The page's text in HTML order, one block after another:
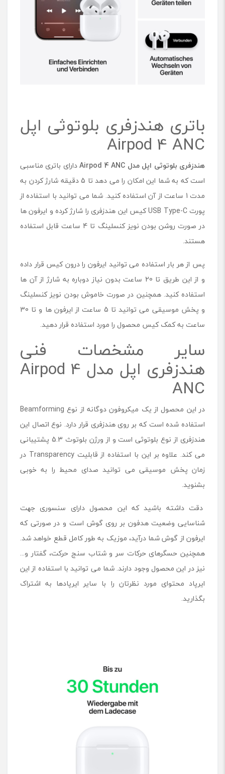
باتری هندزفری بلوتوثی اپل
Airpod 4 ANC
هندزفری بلوتوثی اپل مدل Airpod 4 ANCدارای باتری مناسبی
است که به شما این امکان را می دهد تا 5 دقیقه شارژ کردن به
مدت 1 ساعت از آن استفاده کنید.
شما می توانید با استفاده از
پورت USB Type-C کیس این هندزفری را شارژ کرده و ایرفون ها
در صورت روشن بودن نویز کنسلینگ تا 4 ساعت قابل استفاده
هستند.
پس از هر بار استفاده می توانید ایرفون را درون کیس قرار داده
و از این طریق تا 20 ساعت بدون نیاز دوباره به شارژ از آن ها
استفاده کنید. همچنین در صورت خاموش بودن نویز کنسلینگ
و پخش موسیقی می توانید تا 5 ساعت از ایرفون ها و تا 30
ساعت به کمک کیس محصول را مورد استفاده قرار دهید.
سایر مشخصات فنی
هندزفری اپل مدل Airpod 4
ANC
در این محصول از یک میکروفون‌ دوگانه از نوع Beamforming
استفاده شده است که بر روی هندزفری قرار دارد. نوع اتصال این
هندزفری از نوع بلوتوثی است و از ورژن بلوتوث 5.3 پشتیبانی
می کند. علاوه بر این با استفاده از قابلیت Transparency در
زمان پخش موسیقی می توانید صدای محیط را به خوبی
بشنوید.
دقت داشته باشید که این محصول دارای سنسوری جهت
شناسایی وضعیت هدفون بر روی گوش است و در صورتی که
ایرفون از گوش شما درآید، موزیک به طور کامل قطع خواهد شد.
همچنین حسگرهای حرکات سر و شتاب سنج حرکت، گفتار و...
نیز در این محصول وجود دارند. شما می توانید با استفاده از این
ایرپاد محتوای مورد نظرتان را با سایر ایرپادها به اشتراک
بگذارید.